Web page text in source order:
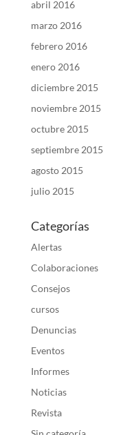
abril 2016
marzo 2016
febrero 2016
enero 2016
diciembre 2015
noviembre 2015
octubre 2015
septiembre 2015
agosto 2015
julio 2015
Categorías
Alertas
Colaboraciones
Consejos
cursos
Denuncias
Eventos
Informes
Noticias
Revista